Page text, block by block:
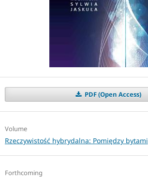
PDF (Open Access)
Volume
Rzeczywistość hybrydalna: Pomiędzy bytami
Forthcoming